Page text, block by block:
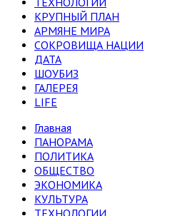
КРУПНЫЙ ПЛАН
АРМЯНЕ МИРА
СОКРОВИЩА НАЦИИ
ДАТА
ШОУБИЗ
ГАЛЕРЕЯ
LIFE
Главная
ПАНОРАМА
ПОЛИТИКА
ОБЩЕСТВО
ЭКОНОМИКА
КУЛЬТУРА
ТЕХНОЛОГИИ